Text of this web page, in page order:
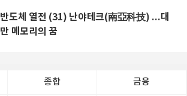
반도체 열전 (31) 난야테크(南亞科技) ...대
만 메모리의 꿈
종합 금융